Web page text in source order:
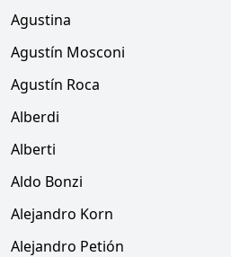
Agustina
Agustín Mosconi
Agustín Roca
Alberdi
Alberti
Aldo Bonzi
Alejandro Korn
Alejandro Petión